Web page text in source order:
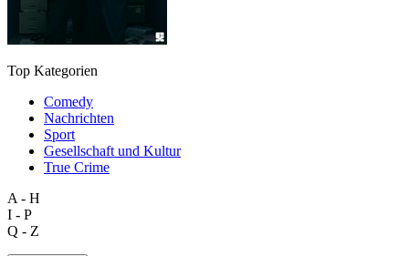
Top Kategorien
Comedy
Nachrichten
Sport
Gesellschaft und Kultur
True Crime
A - H
I - P
Q - Z